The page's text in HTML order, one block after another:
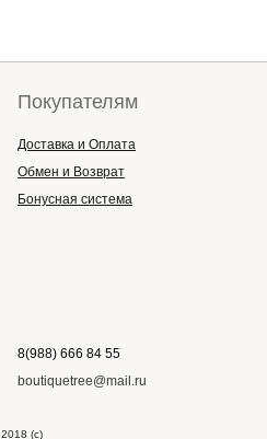
8(988) 666 84 55
boutiquetree@mail.ru
2018 (с)
Доставка и Оплата
Обмен и Возврат
Бонусная система
Покупателям